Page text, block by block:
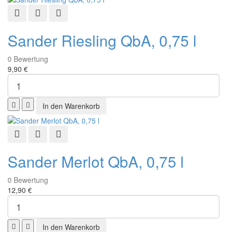
SchnellansichtZur Wunschliste hinzufügen
Sander Riesling QbA, 0,75 l
0 Bewertung
9,90 €
SchnellansichtZur Wunschliste hinzufügen
Sander Merlot QbA, 0,75 l
0 Bewertung
12,90 €